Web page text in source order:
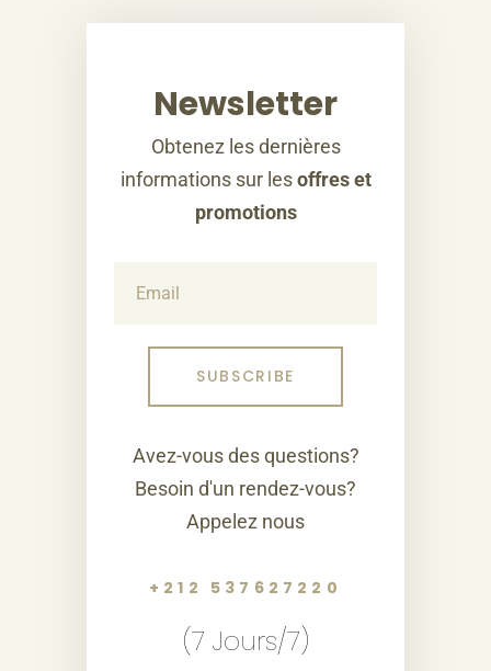
Newsletter
Obtenez les dernières
informations sur lesoffres et
promotions
Avez-vous des questions?
Besoin d'un rendez-vous?
Appelez nous
+212 537627220
(7 Jours/7)